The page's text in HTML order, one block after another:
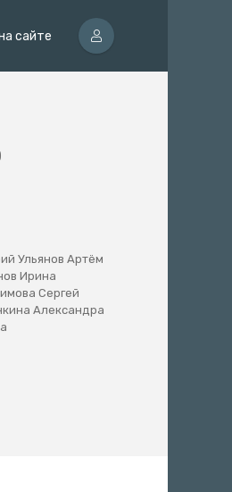
сайте
Ульянов Артём
Ирина
Сергей
Александра